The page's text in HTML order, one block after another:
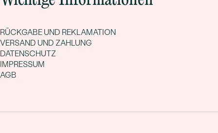
RÜCKGABE UND REKLAMATION
VERSAND UND ZAHLUNG
DATENSCHUTZ
IMPRESSUM
AGB